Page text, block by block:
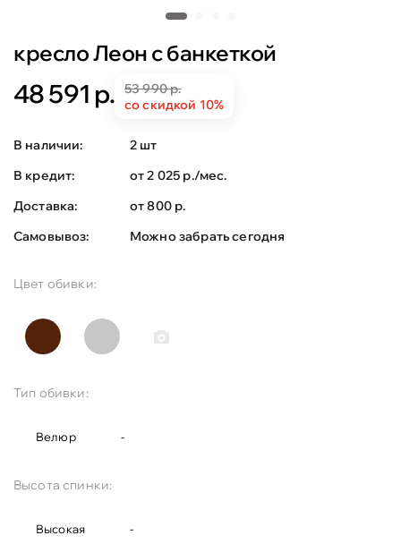
кресло Леон с банкеткой
48 591 р.
53 990 р.
со скидкой 10%
В наличии:
2 шт
В кредит:
от 2 025 р./мес.
Доставка:
от 800 р.
Самовывоз:
Можно забрать сегодня
Цвет обивки:
Тип обивки:
Велюр -
Высота спинки:
Высокая -